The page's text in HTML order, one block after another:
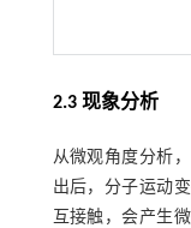
2.3 现象分析
从微观角度分析
出后，分子运动
互接触，会产生